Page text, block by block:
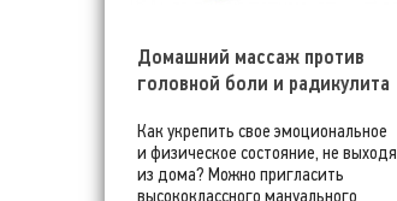
Домашний массаж против
головной боли и радикулита
Как укрепить свое эмоциональное
и физическое состояние, не выходя
из дома? Можно пригласить
высококлассного мануального